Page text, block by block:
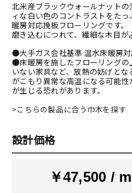
北米産ブラックウォールナット
ィな白い色のコントラストをた
暖房対応挽板フローリングです。
磨き込むにつれて、繊細な木目が
●大手ガス会社基準 温水床暖房
●床暖房を施したフローリングの
いない家具など、放熱の妨げと
がこもり異常な高温になる可能
が生じる恐れがあります。
>こちらの製品に合う巾木を探す
設計価格
￥47,500 / m